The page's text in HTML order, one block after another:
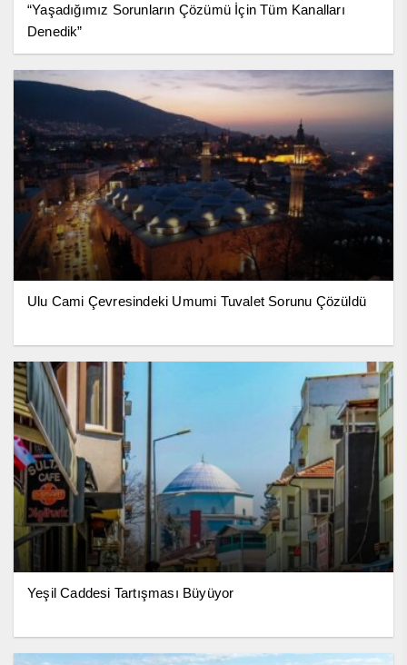
“Yaşadığımız Sorunların Çözümü İçin Tüm Kanalları
Denedik”
Ulu Cami Çevresindeki Umumi Tuvalet Sorunu Çözüldü
Yeşil Caddesi Tartışması Büyüyor